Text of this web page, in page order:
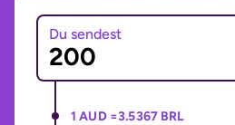
Du sendest
1 AUD =3.5367 BRL